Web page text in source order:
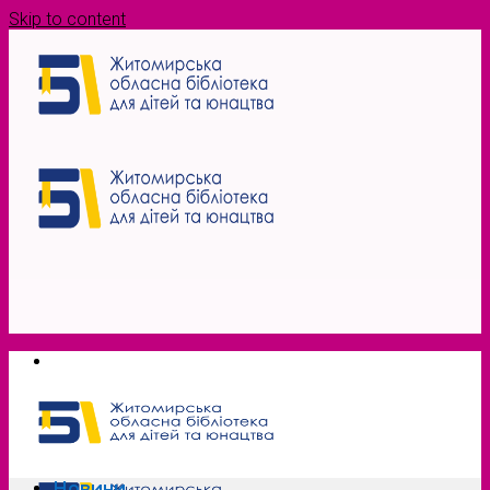
Skip to content